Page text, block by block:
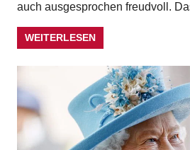
auch ausgesprochen freudvoll.
WEITERLESEN